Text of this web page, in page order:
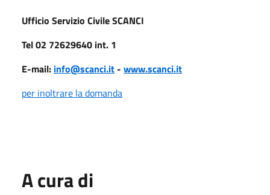
Ufficio Servizio Civile SCANCI
Tel 02 72629640 int. 1
E-mail: info@scanci.it- www.scanci.it
per inoltrare la domanda
A cura di